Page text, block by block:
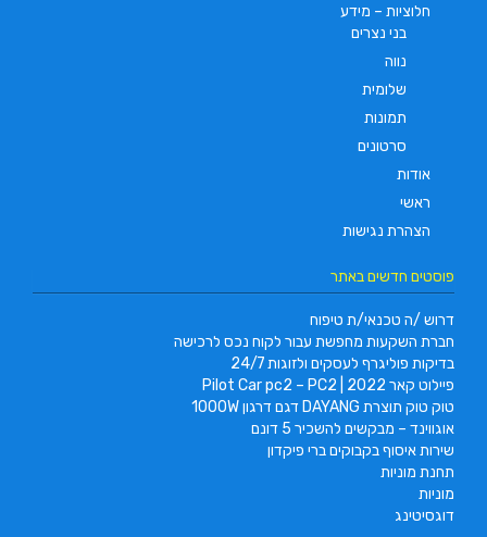
חלוציות – מידע
בני נצרים
נווה
שלומית
תמונות
סרטונים
אודות
ראשי
הצהרת נגישות
פוסטים חדשים באתר
דרוש /ה טכנאי/ת טיפוח
חברת השקעות מחפשת עבור לקוח נכס לרכישה
בדיקות פוליגרף לעסקים ולזוגות 24/7
פיילוט קאר 2022 | Pilot Car pc2 – PC2
טוק טוק תוצרת DAYANG דגם דרגון 1000W
אוגווינד – מבקשים להשכיר 5 דונם
שירות איסוף בקבוקים ברי פיקדון
תחנת מוניות
מוניות
דוגסיטינג